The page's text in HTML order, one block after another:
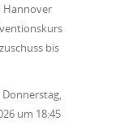
Hannover
bis
Donnerstag,
um 18:45